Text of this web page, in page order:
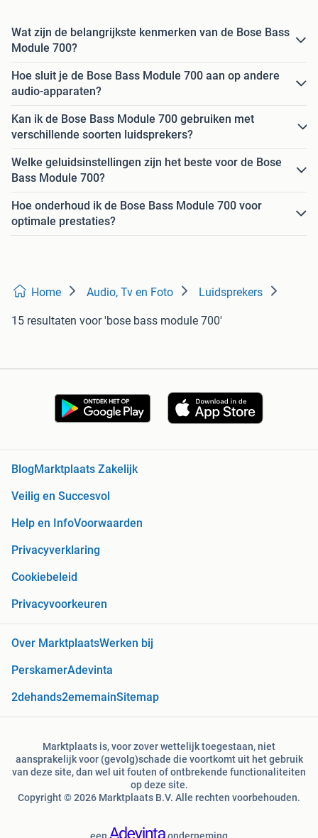
Wat zijn de belangrijkste kenmerken van de Bose Bass
Module 700?
Hoe sluit je de Bose Bass Module 700 aan op andere
audio-apparaten?
Kan ik de Bose Bass Module 700 gebruiken met
verschillende soorten luidsprekers?
Welke geluidsinstellingen zijn het beste voor de Bose
Bass Module 700?
Hoe onderhoud ik de Bose Bass Module 700 voor
optimale prestaties?
Home Audio, Tv en Foto Luidsprekers
15 resultaten voor 'bose bass module 700'
Blog Marktplaats Zakelijk
Veilig en Succesvol
Help en InfoVoorwaarden
Privacyverklaring
Cookiebeleid
Privacyvoorkeuren
Over MarktplaatsWerken bij
PerskamerAdevinta
2dehands2ememainSitemap
Marktplaats is, voor zover wettelijk toegestaan, niet
aansprakelijk voor (gevolg)schade die voortkomt uit het gebruik
van deze site, dan wel uit fouten of ontbrekende functionaliteiten
op deze site.
Copyright © 2026 Marktplaats B.V. Alle rechten voorbehouden.